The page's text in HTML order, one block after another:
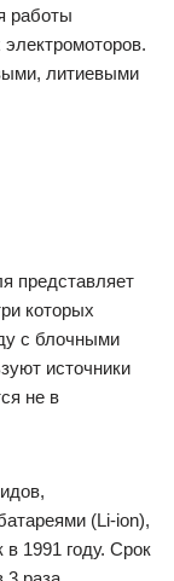
работы
литиевыми
представляет
которых
с блочными
источники
не в
(Li-ion),
1991 году. Срок